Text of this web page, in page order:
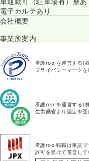
電子カルテあり
会社概要
事業所案内
看護roo!を運営する(
プライバシーマークを
看護roo!を運営する(
生労働省より認定を受
看護roo!転職は東証プ
許可を受けて運営して